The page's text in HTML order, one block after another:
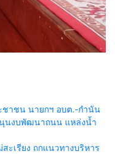
ชาชน นายกฯ อบต.-กำนัน
นงบพัฒนาถนน แหล่งน้ำ
ะเรียง ถกแนวทางบริหาร